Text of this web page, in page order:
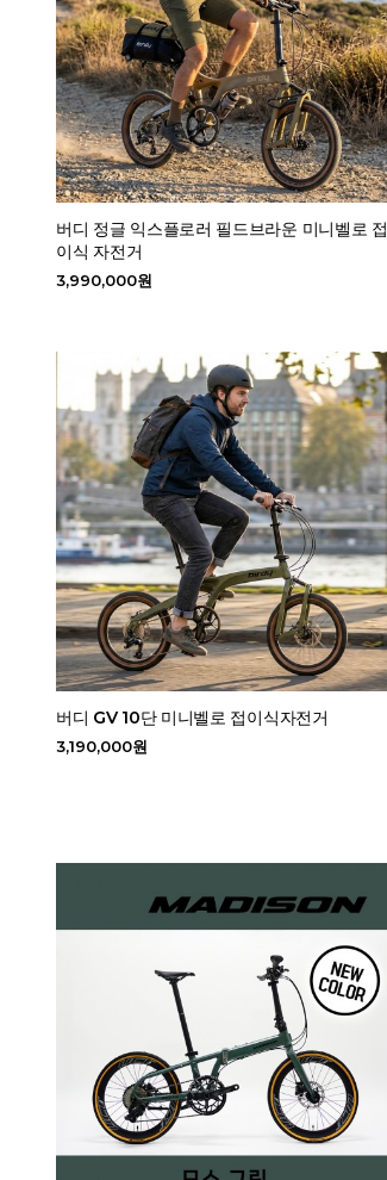
버디 정글 익스플로러 필드브라운 미니벨로 접
이식 자전거
3,990,000원
버디 GV 10단 미니벨로 접이식자전거
3,190,000원